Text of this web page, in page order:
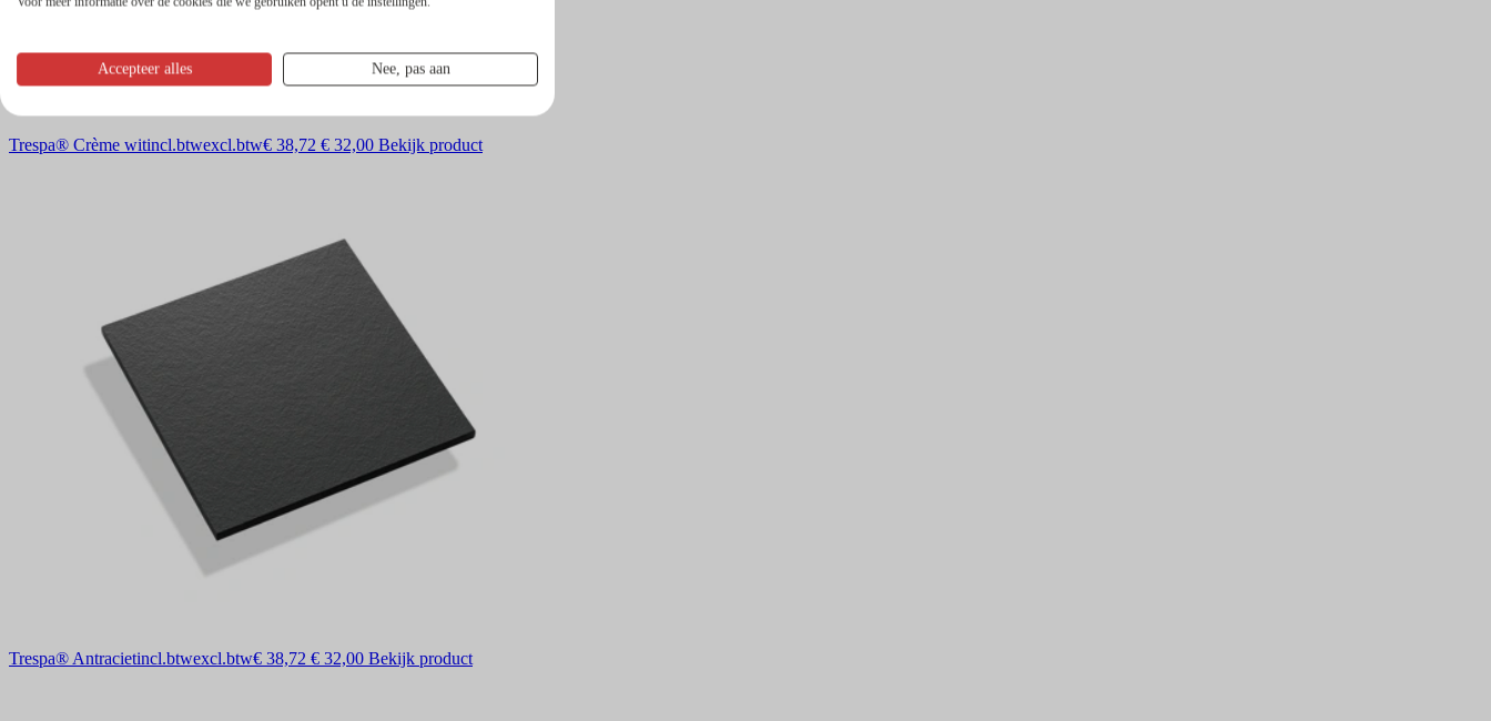
Trespa® Crème witincl.btwexcl.btw€ 38,72 € 32,00 Bekijk product
Trespa® Antracietincl.btwexcl.btw€ 38,72 € 32,00 Bekijk product
Accepteer alles Nee, pas aan